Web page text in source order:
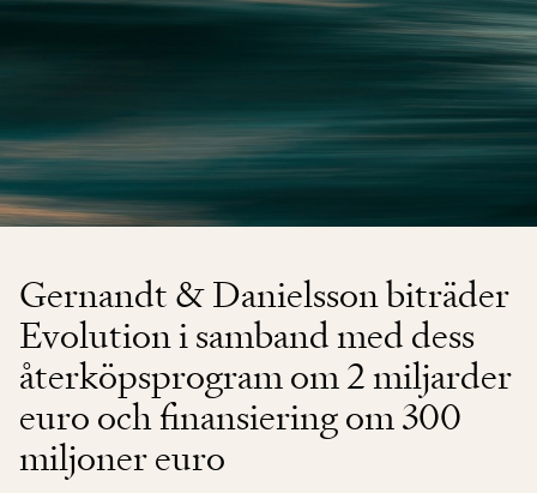
Gernandt & Danielsson biträder
Evolution i samband med dess
återköpsprogram om 2 miljarder
euro och finansiering om 300
miljoner euro